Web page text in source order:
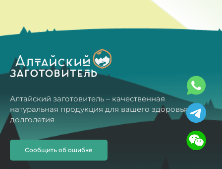
Алтайский заготовитель – качественная
натуральная продукция для вашего здоровья и
долголетия
Сообщить об ошибке